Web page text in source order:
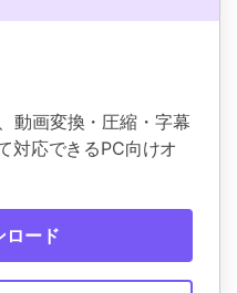
動画変換・圧縮・字幕
対応できるPC向けオ
ロード